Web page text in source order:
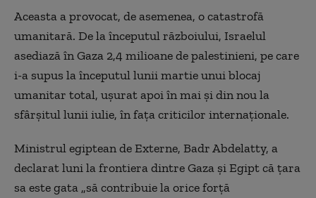
Aceasta a provocat, de asemenea, o catastrofă
umanitară. De la începutul războiului, Israelul
asediază în Gaza 2,4 milioane de palestinieni, pe care
i-a supus la începutul lunii martie unui blocaj
umanitar total, uşurat apoi în mai şi din nou la
sfârşitul lunii iulie, în faţa criticilor internaţionale.
Ministrul egiptean de Externe, Badr Abdelatty, a
declarat luni la frontiera dintre Gaza şi Egipt că ţara
sa este gata „să contribuie la orice forţă